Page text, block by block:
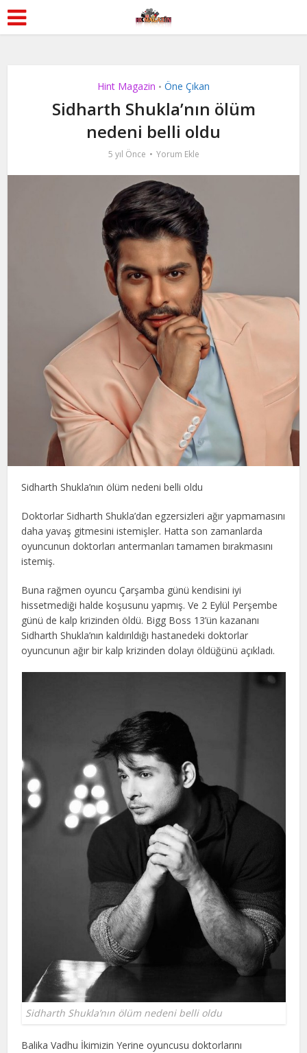
Hint Magazin • Öne Çıkan
Sidharth Shukla’nın ölüm
nedeni belli oldu
5 yıl Önce Yorum Ekle
Sidharth Shukla’nın ölüm nedeni belli oldu
Doktorlar Sidharth Shukla’dan egzersizleri ağır yapmamasını
daha yavaş gitmesini istemişler. Hatta son zamanlarda
oyuncunun doktorları antermanları tamamen bırakmasını
istemiş.
Buna rağmen oyuncu Çarşamba günü kendisini iyi
hissetmediği halde koşusunu yapmış. Ve 2 Eylül Perşembe
günü de kalp krizinden öldü. Bigg Boss 13’ün kazananı
Sidharth Shukla’nın kaldırıldığı hastanedeki doktorlar
oyuncunun ağır bir kalp krizinden dolayı öldüğünü açıkladı.
Sidharth Shukla’nın ölüm nedeni belli oldu
Balika Vadhu İkimizin Yerine oyuncusu doktorlarını